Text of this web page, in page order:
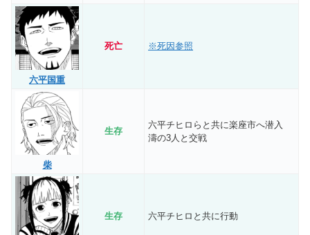
六平国重
死亡 ※死因参照
柴
生存
六平チヒロらと共に楽座市へ潜入
濤の3人と交戦
生存 六平チヒロと共に行動